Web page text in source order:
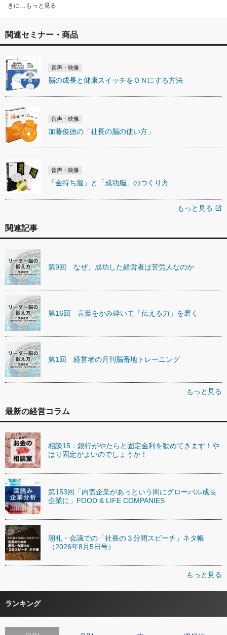
きに…もっと見る
関連セミナー・商品
音声・映像
脳の成長と健康スイッチをＯＮにする方法
音声・映像
加藤俊徳の「社長の脳の使い方」
音声・映像
「金持ち脳」と「成功脳」のつくり方
もっと見る open_in_new
関連記事
第9回 なぜ、成功した経営者は苦労人なのか
第16回 言葉をかみ砕いて「伝える力」を磨く
第1回 経営者の月刊脳番地トレーニング
もっと見る
最新の経営コラム
相談15：銀行がやたらと固定金利を勧めてきます！や
はり固定がよいのでしょうか！
第153回「内需企業があっという間にグローバル成長
企業に」FOOD & LIFE COMPANIES
朝礼・会議での「社長の３分間スピーチ」ネタ帳
（2026年8月5日号）
もっと見る
ランキング